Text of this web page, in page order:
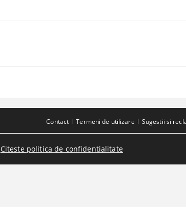
Contact Termeni de utilizare Sugestii si
Citeste politica de confidentialitate